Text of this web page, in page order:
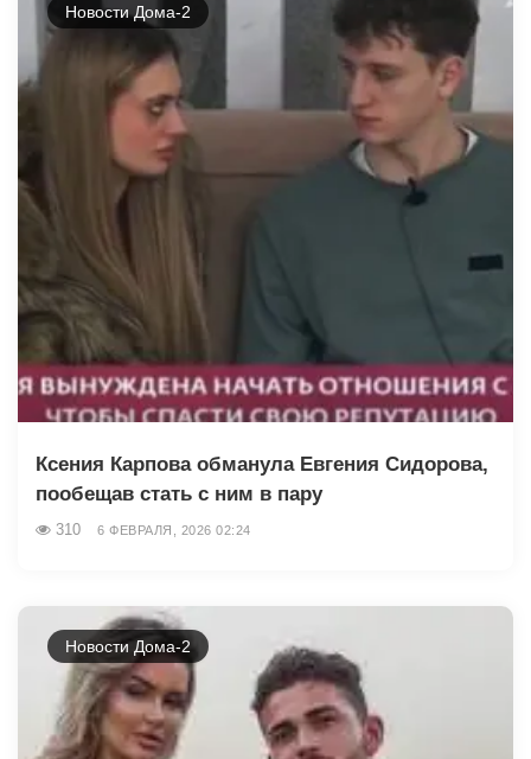
Новости Дома-2
Ксения Карпова обманула Евгения Сидорова,
пообещав стать с ним в пару
310 6 ФЕВРАЛЯ, 2026 02:24
Новости Дома-2